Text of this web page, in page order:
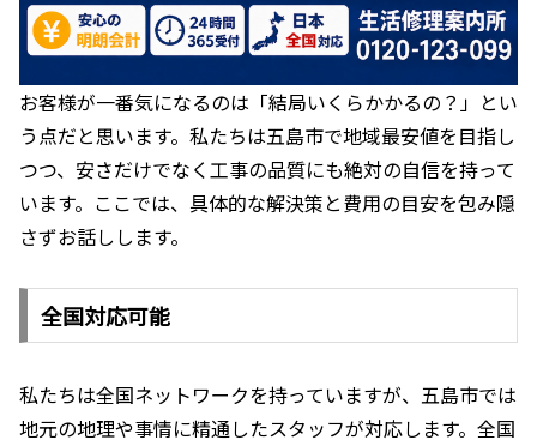
お客様が一番気になるのは「結局いくらかかるの？」とい
う点だと思います。私たちは五島市で地域最安値を目指し
つつ、安さだけでなく工事の品質にも絶対の自信を持って
います。ここでは、具体的な解決策と費用の目安を包み隠
さずお話しします。
全国対応可能
私たちは全国ネットワークを持っていますが、五島市では
地元の地理や事情に精通したスタッフが対応します。全国